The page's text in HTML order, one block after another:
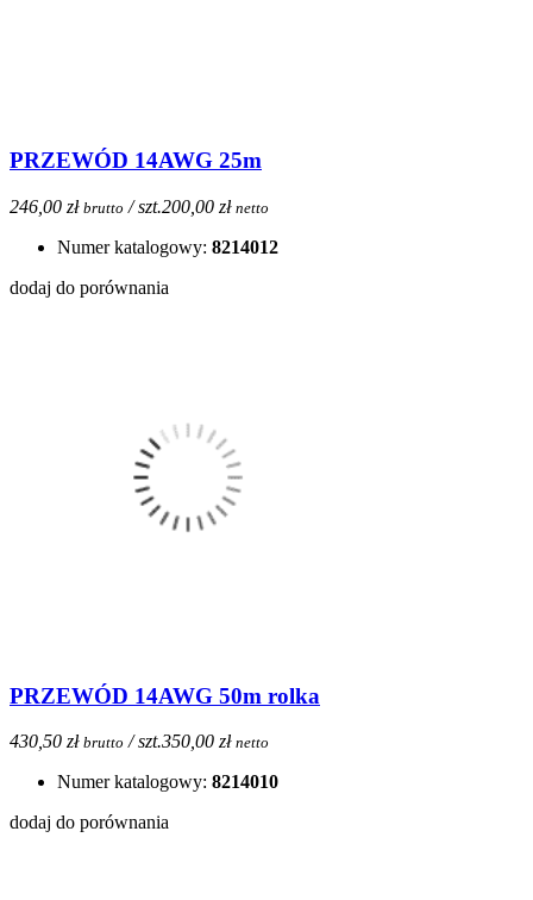
PRZEWÓD 14AWG 25m
246,00 zł brutto / szt.200,00 zł netto
Numer katalogowy: 8214012
dodaj do porównania
PRZEWÓD 14AWG 50m rolka
430,50 zł brutto / szt.350,00 zł netto
Numer katalogowy: 8214010
dodaj do porównania